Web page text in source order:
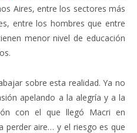
Aires, entre los sectores más
entre los hombres que entre
menor nivel de educación
sobre esta realidad. Ya no
apelando a la alegría y a la
con el que llegó Macri en
perder aire… y el riesgo es que